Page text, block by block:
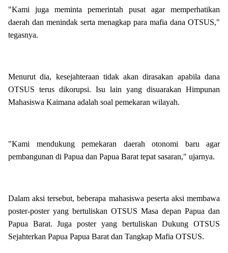
"Kami juga meminta pemerintah pusat agar memperhatikan
daerah dan menindak serta menagkap para mafia dana OTSUS,"
tegasnya.
Menurut dia, kesejahteraan tidak akan dirasakan apabila dana
OTSUS terus dikorupsi. Isu lain yang disuarakan Himpunan
Mahasiswa Kaimana adalah soal pemekaran wilayah.
"Kami mendukung pemekaran daerah otonomi baru agar
pembangunan di Papua dan Papua Barat tepat sasaran," ujarnya.
Dalam aksi tersebut, beberapa mahasiswa peserta aksi membawa
poster-poster yang bertuliskan OTSUS Masa depan Papua dan
Papua Barat. Juga poster yang bertuliskan Dukung OTSUS
Sejahterkan Papua Papua Barat dan Tangkap Mafia OTSUS.